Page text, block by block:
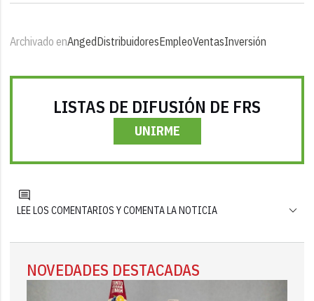
Archivado enAngedDistribuidoresEmpleoVentasInversión
LISTAS DE DIFUSIÓN DE FRS
UNIRME
LEE LOS COMENTARIOS Y COMENTA LA NOTICIA
NOVEDADES DESTACADAS